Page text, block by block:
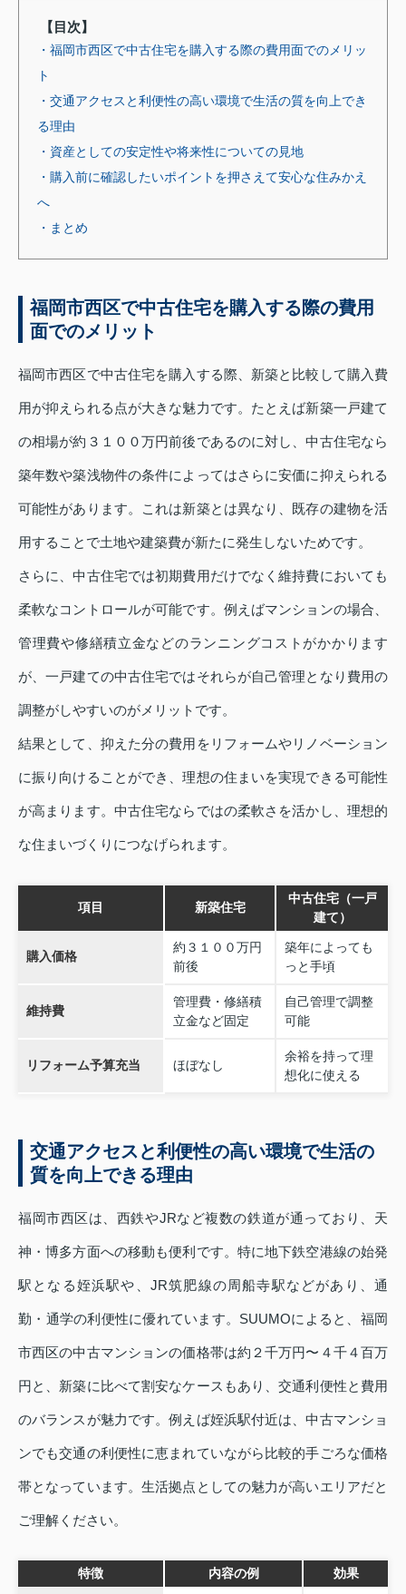
【目次】
・福岡市西区で中古住宅を購入する際の費用面でのメリッ
ト
・交通アクセスと利便性の高い環境で生活の質を向上でき
る理由
・資産としての安定性や将来性についての見地
・購入前に確認したいポイントを押さえて安心な住みかえ
へ
・まとめ
福岡市西区で中古住宅を購入する際の費用
面でのメリット
福岡市西区で中古住宅を購入する際、新築と比較して購入費
用が抑えられる点が大きな魅力です。たとえば新築一戸建て
の相場が約３１００万円前後であるのに対し、中古住宅なら
築年数や築浅物件の条件によってはさらに安価に抑えられる
可能性があります。これは新築とは異なり、既存の建物を活
用することで土地や建築費が新たに発生しないためです。
さらに、中古住宅では初期費用だけでなく維持費においても
柔軟なコントロールが可能です。例えばマンションの場合、
管理費や修繕積立金などのランニングコストがかかります
が、一戸建ての中古住宅ではそれらが自己管理となり費用の
調整がしやすいのがメリットです。
結果として、抑えた分の費用をリフォームやリノベーション
に振り向けることができ、理想の住まいを実現できる可能性
が高まります。中古住宅ならではの柔軟さを活かし、理想的
な住まいづくりにつなげられます。
項目 新築住宅
中古住宅（一戸
建て）
購入価格
約３１００万円
前後
築年によっても
っと手頃
維持費
管理費・修繕積
立金など固定
自己管理で調整
可能
リフォーム予算充当 ほぼなし
余裕を持って理
想化に使える
交通アクセスと利便性の高い環境で生活の
質を向上できる理由
福岡市西区は、西鉄やJRなど複数の鉄道が通っており、天
神・博多方面への移動も便利です。特に地下鉄空港線の始発
駅となる姪浜駅や、JR筑肥線の周船寺駅などがあり、通
勤・通学の利便性に優れています。SUUMOによると、福岡
市西区の中古マンションの価格帯は約２千万円〜４千４百万
円と、新築に比べて割安なケースもあり、交通利便性と費用
のバランスが魅力です。例えば姪浜駅付近は、中古マンショ
ンでも交通の利便性に恵まれていながら比較的手ごろな価格
帯となっています。生活拠点としての魅力が高いエリアだと
ご理解ください。
特徴 内容の例 効果